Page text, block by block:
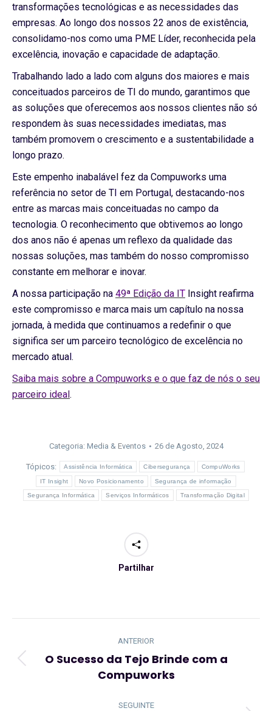
transformações tecnológicas e as necessidades das
empresas. Ao longo dos nossos 22 anos de existência,
consolidamo-nos como uma PME Líder, reconhecida pela
excelência, inovação e capacidade de adaptação.
Trabalhando lado a lado com alguns dos maiores e mais
conceituados parceiros de TI do mundo, garantimos que
as soluções que oferecemos aos nossos clientes não só
respondem às suas necessidades imediatas, mas
também promovem o crescimento e a sustentabilidade a
longo prazo.
Este empenho inabalável fez da Compuworks uma
referência no setor de TI em Portugal, destacando-nos
entre as marcas mais conceituadas no campo da
tecnologia. O reconhecimento que obtivemos ao longo
dos anos não é apenas um reflexo da qualidade das
nossas soluções, mas também do nosso compromisso
constante em melhorar e inovar.
A nossa participação na 49ª Edição da IT Insight reafirma
este compromisso e marca mais um capítulo na nossa
jornada, à medida que continuamos a redefinir o que
significa ser um parceiro tecnológico de excelência no
mercado atual.
Saiba mais sobre a Compuworks e o que faz de nós o seu
parceiro ideal.
Categoria: Media & Eventos 26 de Agosto, 2024
Tópicos: Assistência Informática Cibersegurança CompuWorks
IT Insight Novo Posicionamento Segurança de informação
Segurança Informática Serviços Informáticos Transformação Digital
Partilhar
Navegação
post:
ANTERIOR
Artigo
anterior:
O Sucesso da Tejo Brinde com a
Compuworks
SEGUINTE